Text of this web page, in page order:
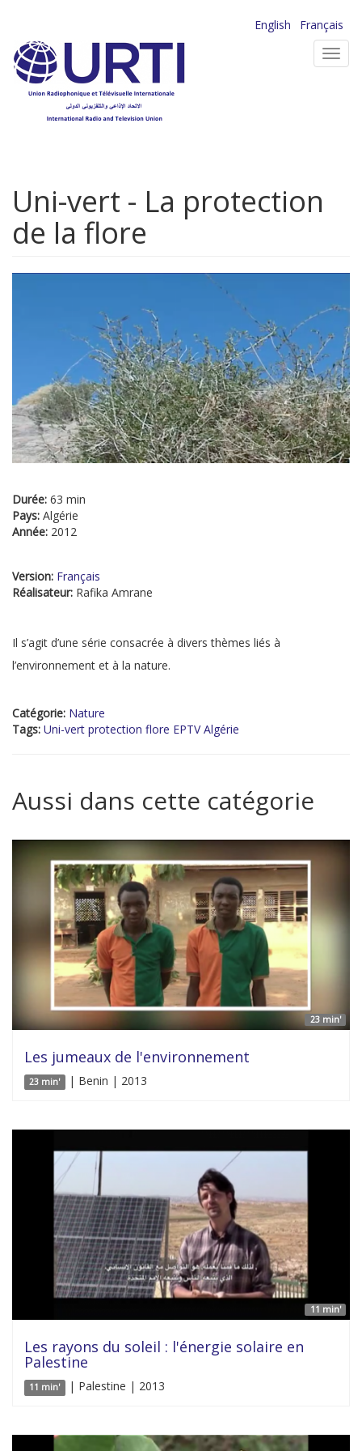
contenu
principal
English
Français
Uni-vert - La protection
de la flore
Durée: 63 min
Pays: Algérie
Année: 2012
Version: Français
Réalisateur: Rafika Amrane
Il s’agit d’une série consacrée à divers thèmes liés à
l’environnement et à la nature.
Catégorie: Nature
Tags: Uni-vert protection flore EPTV Algérie
Aussi dans cette catégorie
23 min'
Les jumeaux de l'environnement
23 min' | Benin | 2013
11 min'
Les rayons du soleil : l'énergie solaire en
Palestine
11 min' | Palestine | 2013